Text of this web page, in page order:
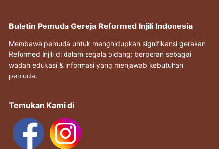
Buletin Pemuda Gereja Reformed Injili Indonesia
Membawa pemuda untuk menghidupkan signifikansi gerakan
Reformed Injili di dalam segala bidang; berperan sebagai
wadah edukasi & informasi yang menjawab kebutuhan
pemuda.
Temukan Kami di